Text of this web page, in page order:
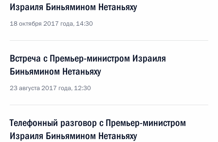
Израиля Биньямином Нетаньяху
18 октября 2017 года, 14:30
Встреча с Премьер-министром Израиля
Биньямином Нетаньяху
23 августа 2017 года, 12:30
Телефонный разговор с Премьер-министром
Израиля Биньямином Нетаньяху